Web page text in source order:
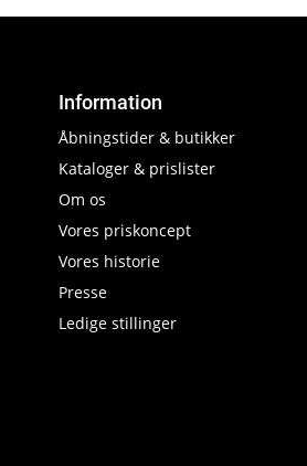
Information
Åbningstider & butikker
Kataloger & prislister
Om os
Vores priskoncept
Vores historie
Presse
Ledige stillinger